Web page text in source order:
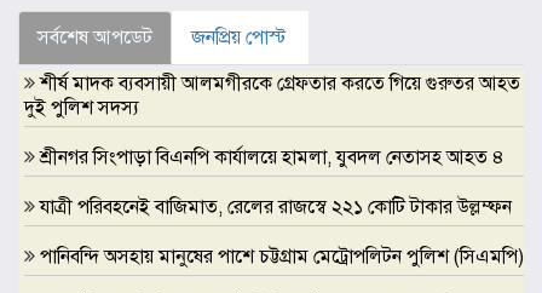
সর্বশেষ আপডেট
জনপ্রিয় পোস্ট
শীর্ষ মাদক ব্যবসায়ী আলমগীরকে গ্রেফতার করতে গিয়ে গুরুতর আহত
দুই পুলিশ সদস্য
শ্রীনগর সিংপাড়া বিএনপি কার্যালয়ে হামলা, যুবদল নেতাসহ আহত ৪
যাত্রী পরিবহনেই বাজিমাত, রেলের রাজস্বে ২২১ কোটি টাকার উল্লম্ফন
পানিবন্দি অসহায় মানুষের পাশে চট্টগ্রাম মেট্রোপলিটন পুলিশ (সিএমপি)